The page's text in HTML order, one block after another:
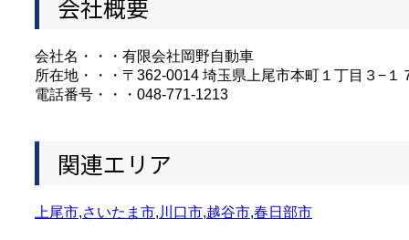
会社概要
会社名・・・有限会社岡野自動車
所在地・・・〒362-0014 埼玉県上尾市本町１丁目３−１
電話番号・・・048-771-1213
関連エリア
上尾市,さいたま市, 川口市,越谷市,春日部市